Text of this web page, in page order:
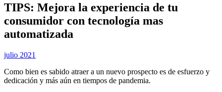
TIPS: Mejora la experiencia de tu
consumidor con tecnología mas
automatizada
julio 2021
Como bien es sabido atraer a un nuevo prospecto es de esfuerzo y
dedicación y más aún en tiempos de pandemia.